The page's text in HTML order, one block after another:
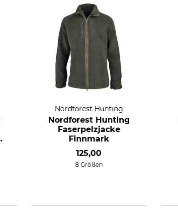
Nordforest Hunting
Nordforest Hunting
Faserpelzjacke
Finnmark
125,00
8 Größen